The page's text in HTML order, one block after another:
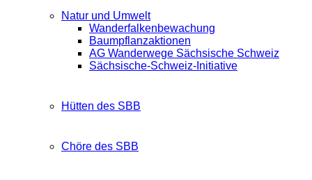
Natur und Umwelt
Wanderfalkenbewachung
Baumpflanzaktionen
AG Wanderwege Sächsische Schweiz
Sächsische-Schweiz-Initiative
Hütten des SBB
Chöre des SBB